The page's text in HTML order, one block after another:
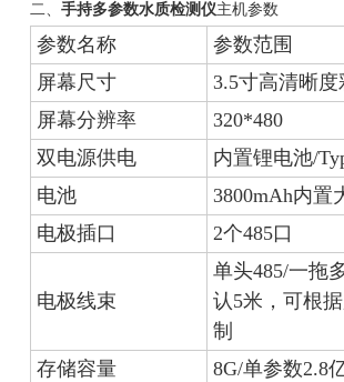
二、 手持多参数水质检测仪主机参数
参数名称
参数范围
屏幕尺寸
3.5寸高清晰
屏幕分辨率
320*480
双电源供电
内置锂电池/
电池
3800mAh内置
电极插口
2个485口
电极线束
单头485/一拖
认5米，可根
制
存储容量
8G/单参数2.8